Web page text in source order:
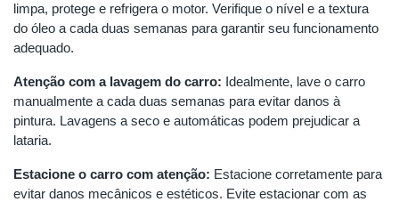
limpa, protege e refrigera o motor. Verifique o nível e a textura
do óleo a cada duas semanas para garantir seu funcionamento
adequado.
Atenção com a lavagem do carro: Idealmente, lave o carro
manualmente a cada duas semanas para evitar danos à
pintura. Lavagens a seco e automáticas podem prejudicar a
lataria.
Estacione o carro com atenção: Estacione corretamente para
evitar danos mecânicos e estéticos. Evite estacionar com as